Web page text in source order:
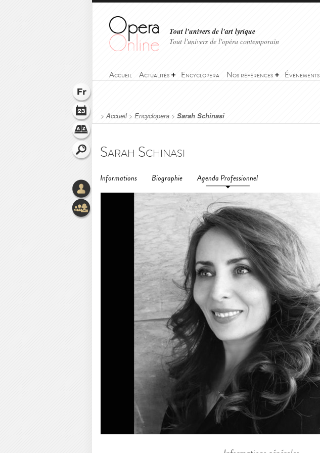
Tout l'univers de l'art lyrique
Tout l'univers de l'opéra contemporain
Accueil Actualités Encyclopera Nos références Événements
>Accueil> Encyclopera > Sarah Schinasi
Sarah Schinasi
Informations Biographie Agenda Professionnel